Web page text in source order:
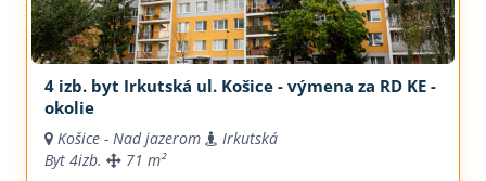
4 izb. byt Irkutská ul. Košice - výmena za RD KE -
okolie
Košice - Nad jazerom
Irkutská
Byt 4izb. 71 m²